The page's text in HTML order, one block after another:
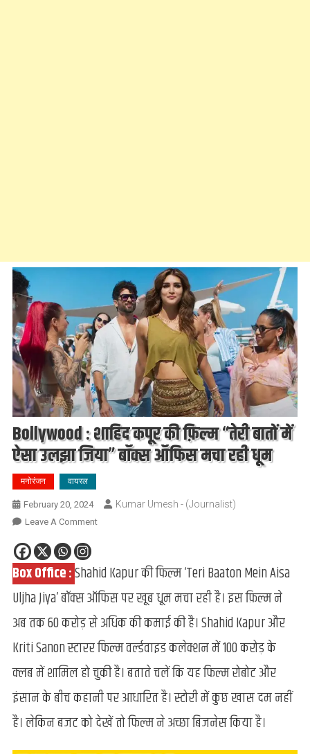
Bollywood : शाहिद कपूर की फ़िल्म “तेरी बातों में
ऐसा उलझा जिया” बॉक्स ऑफिस मचा रही धूम
मनोरंजन वायरल
February 20, 2024 Kumar Umesh - (Journalist)
Leave A CommentOn
शाहिद
की
फ़िल्म
बातों
ऐसा
उलझा
जिया”
बॉक्स
Box Office :Shahid Kapur की फिल्म ‘Teri Baaton Mein Aisa
Uljha Jiya’ बॉक्स ऑफिस पर खूब धूम मचा रही है। इस फ़िल्म ने
अब तक 60 करोड़ से अधिक की कमाई की है। Shahid Kapur और
Kriti Sanon स्टारर फिल्म वर्ल्डवाइड कलेक्शन में 100 करोड़ के
क्लब में शामिल हो चुकी है। बताते चलें कि यह फिल्म रोबोट और
इंसान के बीच कहानी पर आधारित है। स्टोरी में कुछ खास दम नहीं
है। लेकिन बजट को देखें तो फिल्म ने अच्छा बिजनेस किया है।